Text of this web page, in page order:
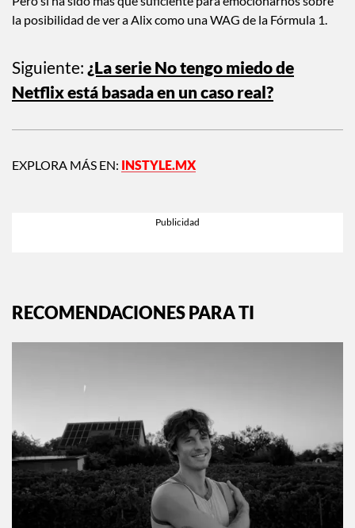
después, volvieron a ser vistos pasando varias horas juntos
en Londres antes de abandonar el mismo lugar de
Pero sí ha sido más que suficiente para emocionarnos sobre
la posibilidad de ver a Alix como una WAG de la Fórmula 1.
Siguiente:¿La serie No tengo miedo de
Netflix está basada en un caso real?
RECOMENDACIONES PARA TI